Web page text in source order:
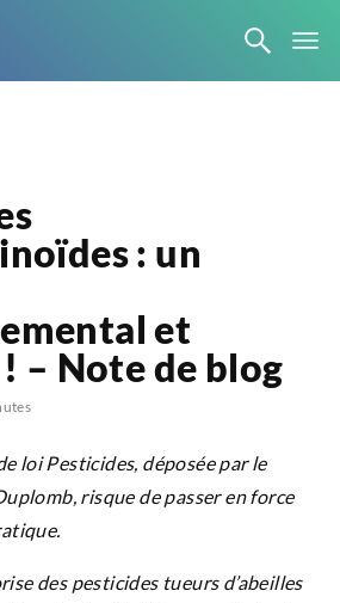
: un
et
– Note de blog
loi Pesticides, déposée par le
risque de passer en force
des pesticides tueurs d’abeilles